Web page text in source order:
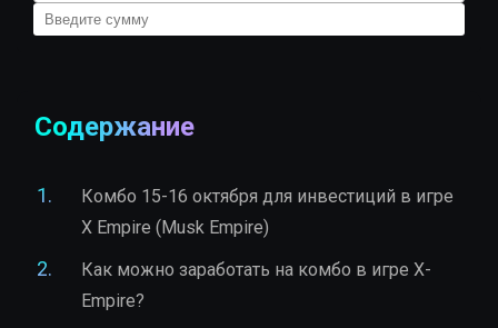
Содержание
Комбо 15-16 октября для инвестиций в игре
X Empire (Musk Empire)
Как можно заработать на комбо в игре X-
Empire?